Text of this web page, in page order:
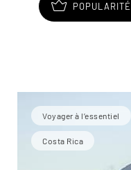
POPULARITÉ
Voyager à l’essentiel
Costa Rica